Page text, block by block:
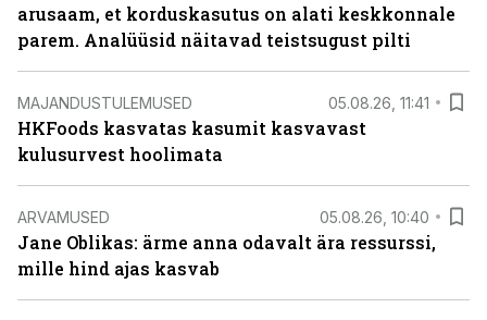
arusaam, et korduskasutus on alati keskkonnale
parem. Analüüsid näitavad teistsugust pilti
MAJANDUSTULEMUSED 05.08.26, 11:41
HKFoods kasvatas kasumit kasvavast
kulusurvest hoolimata
ARVAMUSED 05.08.26, 10:40
Jane Oblikas: ärme anna odavalt ära ressurssi,
mille hind ajas kasvab